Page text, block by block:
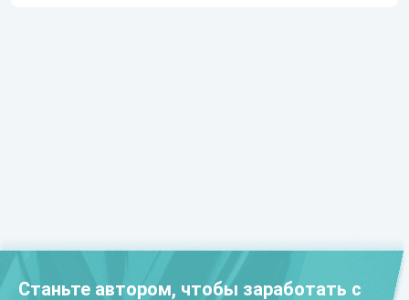
Станьте автором, чтобы заработать с